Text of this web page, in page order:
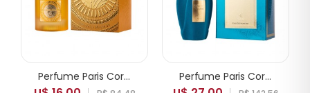
Perfume Paris Corner Emir Mango Punch EDP Unissex 100ml Perfume Paris Corner Emir Voux Turquoise EDP Unissex 100ml